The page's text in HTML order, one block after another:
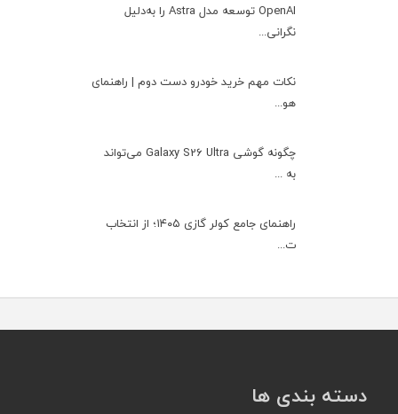
OpenAI توسعه مدل Astra را به‌دلیل
نگرانی...
نکات مهم خرید خودرو دست دوم | راهنمای
هو...
چگونه گوشی Galaxy S26 Ultra می‌تواند
به ...
راهنمای جامع کولر گازی ۱۴۰۵؛ از انتخاب
ت...
دسته بندی ها